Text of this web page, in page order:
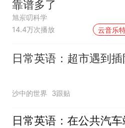
靠谱多了
旭岽叨科学
14.4万次播放
云音乐
日常英语：超市遇到插
沙中的世界 3跟贴
日常英语：在公共汽